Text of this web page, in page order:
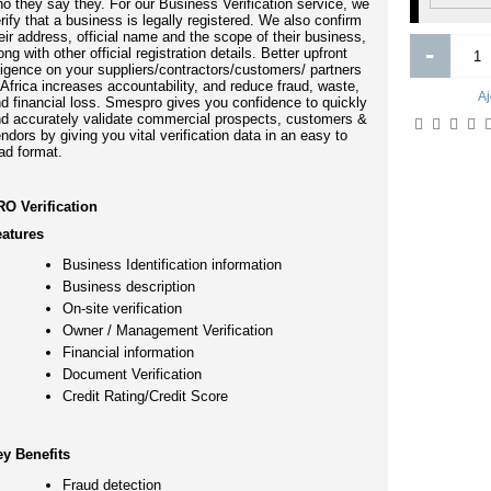
The Starbucks Experience
3 000FCFA
Ajouter
Ajout aux souhaits Ajout au comparatif
they say they. For our Business Verification service, we
that a business is legally registered. We also confirm
address, official name and the scope of their business,
with other official registration details. Better upfront
on your suppliers/contractors/customers/ partners
increases accountability, and reduce fraud, waste,
financial loss. Smespro gives you confidence to quickly
accurately validate commercial prospects, customers &
by giving you vital verification data in an easy to
format.
Verification
Business Identification information
Business description
On-site verification
Owner / Management Verification
Financial information
Document Verification
Credit Rating/Credit Score
Benefits
Fraud detection
-